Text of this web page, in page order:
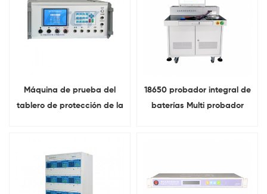
Máquina de prueba del
tablero de protección de la
bms
18650 probador integral de
baterías Multi probador